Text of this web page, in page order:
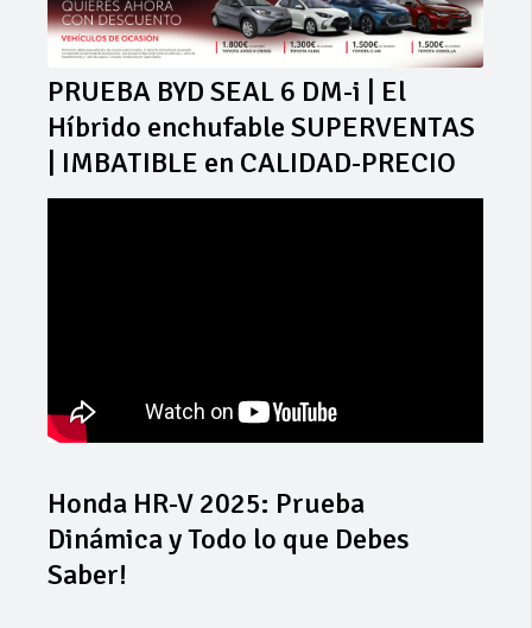
PRUEBA BYD SEAL 6 DM-i | El
Híbrido enchufable SUPERVENTAS
| IMBATIBLE en CALIDAD-PRECIO
Honda HR-V 2025: Prueba
Dinámica y Todo lo que Debes
Saber!